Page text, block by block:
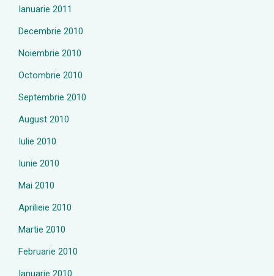
Ianuarie 2011
Decembrie 2010
Noiembrie 2010
Octombrie 2010
Septembrie 2010
August 2010
Iulie 2010
Iunie 2010
Mai 2010
Aprilieie 2010
Martie 2010
Februarie 2010
Ianuarie 2010